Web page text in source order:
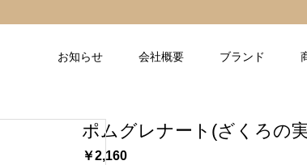
お知らせ 会社概要 ブランド
ポムグレナート(ざくろの
￥2,160